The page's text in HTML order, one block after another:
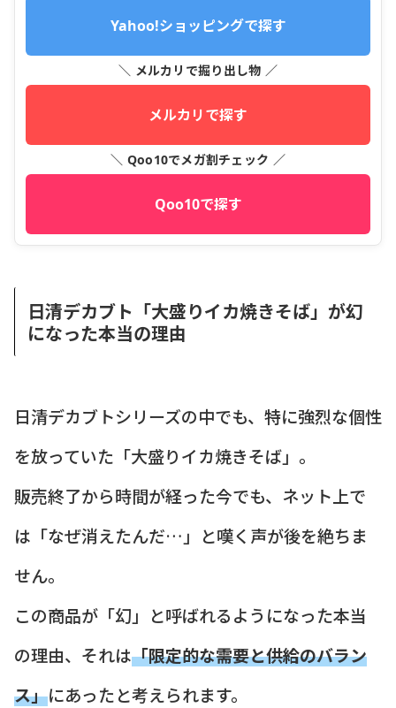
Yahoo!ショッピングで探す
＼ メルカリで掘り出し物 ／
メルカリで探す
＼ Qoo10でメガ割チェック ／
Qoo10で探す
日清デカブト「大盛りイカ焼きそば」が幻
になった本当の理由
日清デカブトシリーズの中でも、特に強烈な個性
を放っていた「大盛りイカ焼きそば」。
販売終了から時間が経った今でも、ネット上で
は「なぜ消えたんだ…」と嘆く声が後を絶ちま
せん。
この商品が「幻」と呼ばれるようになった本当
の理由、それは「限定的な需要と供給のバラン
ス」にあったと考えられます。